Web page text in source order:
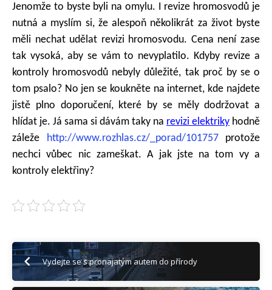
Jenomže to byste byli na omylu. I revize hromosvodů je
nutná a myslím si, že alespoň několikrát za život byste
měli nechat udělat revizi hromosvodu. Cena není zase
tak vysoká, aby se vám to nevyplatilo. Kdyby revize a
kontroly hromosvodů nebyly důležité, tak proč by se o
tom psalo? No jen se koukněte na internet, kde najdete
jistě plno doporučení, které by se měly dodržovat a
hlídat je. Já sama si dávám taky na revizi elektriky hodně
záleže http://www.rozhlas.cz/_porad/101757protože
nechci vůbec nic zameškat. A jak jste na tom vy a
kontroly elektřiny?
Vydejte se s pronajatým autem do přírody